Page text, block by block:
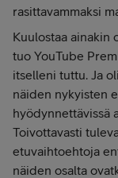
rasittavammaksi
Kuulostaa ainakin
tuo YouTube
itselleni tuttu. Ja
näiden nykyisten
hyödynnettävissä
Toivottavasti
etuvaihtoehtoja
näiden osalta